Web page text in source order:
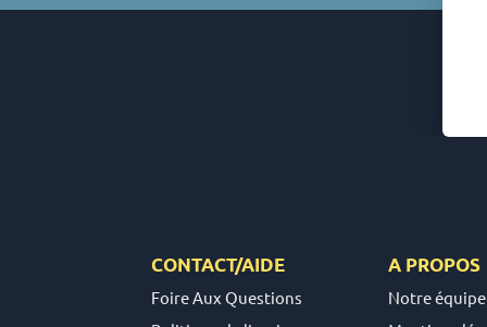
CONTACT/AIDE
Foire Aux Questions
A PROPOS
Notre équipe